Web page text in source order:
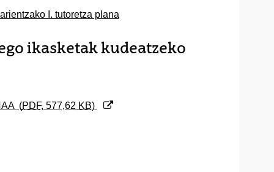
I. tutoretza plana
ikasketak kudeatzeko
(PDF, 577,62 KB)